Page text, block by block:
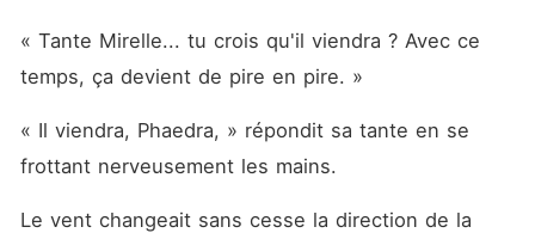
« Tante Mirelle... tu crois qu'il viendra ? Avec ce
temps, ça devient de pire en pire. »
« Il viendra, Phaedra, » répondit sa tante en se
frottant nerveusement les mains.
Le vent changeait sans cesse la direction de la